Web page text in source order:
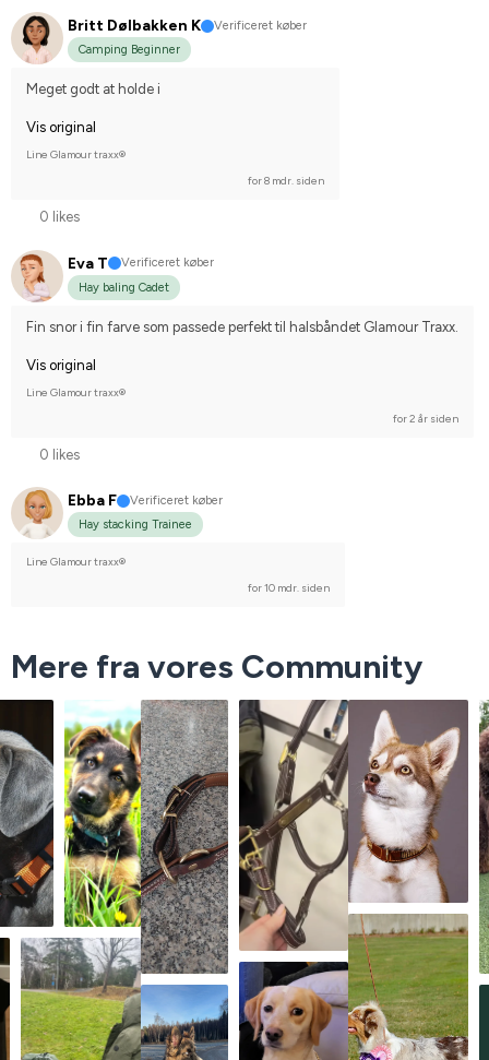
Britt Dølbakken K
Verificeret køber
Camping Beginner
Meget godt at holde i
Vis original
Line Glamour traxx®
for 8 mdr. siden
0 likes
Eva T
Verificeret køber
Hay baling Cadet
Fin snor i fin farve som passede perfekt til halsbåndet Glamour Traxx.
Vis original
Line Glamour traxx®
for 2 år siden
0 likes
Ebba F
Verificeret køber
Hay stacking Trainee
Line Glamour traxx®
for 10 mdr. siden
Mere fra vores Community